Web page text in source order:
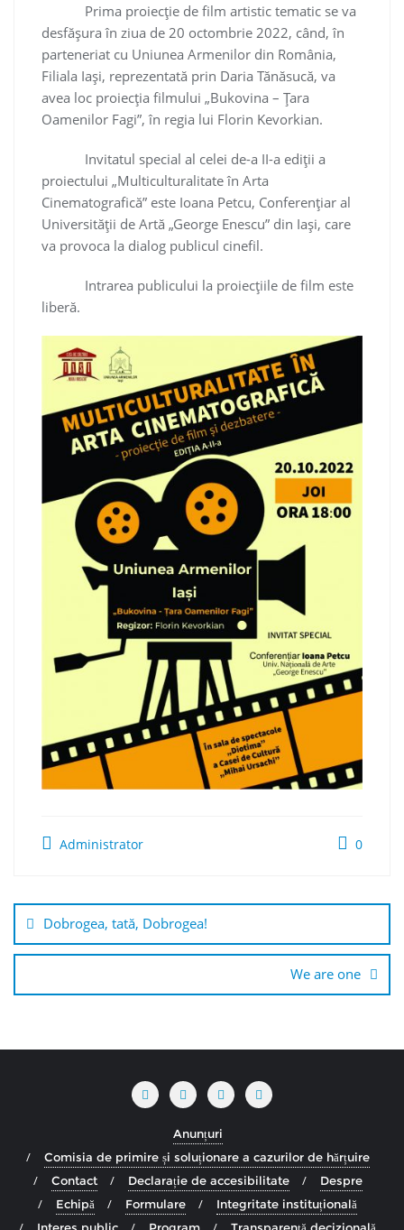
Prima proiecţie de film artistic tematic se va
desfăşura în ziua de 20 octombrie 2022, când, în
parteneriat cu Uniunea Armenilor din România,
Filiala Iaşi, reprezentată prin Daria Tănăsucă, va
avea loc proiecţia filmului „Bukovina – Ţara
Oamenilor Fagi”, în regia lui Florin Kevorkian.
Invitatul special al celei de-a II-a ediţii a
proiectului „Multiculturalitate în Arta
Cinematografică” este Ioana Petcu, Conferenţiar al
Universităţii de Artă „George Enescu” din Iaşi, care
va provoca la dialog publicul cinefil.
Intrarea publicului la proiecţiile de film este
liberă.
Administrator 0
în
articole
Dobrogea, tată, Dobrogea!
We are one
Anunțuri
Comisia de primire și soluționare a cazurilor de hărțuire
Contact
Declarație de accesibilitate
Despre
Echipă
Formulare
Integritate instituțională